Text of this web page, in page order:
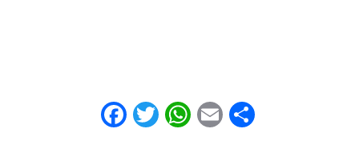
Facebook
Twitter
WhatsApp
EmailShare